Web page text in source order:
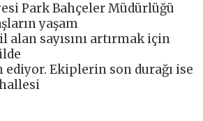
Park Bahçeler Müdürlüğü
yaşam
alan sayısını artırmak için
ediyor. Ekiplerin son durağı ise